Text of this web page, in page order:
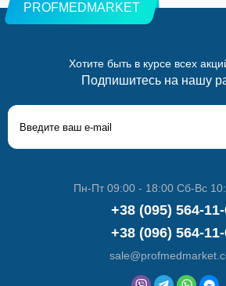
PROFMEDMARKET
Хотите быть в курсе всех
Подпишитесь на нашу
Пн-Пт 09:00 - 18:00 Сб-Вс
+38 (095) 564-
+38 (096) 564-